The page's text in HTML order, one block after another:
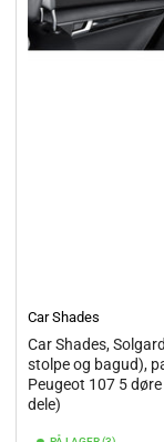
Car Shades
Car Shades,
stolpe og bagud),
Peugeot 107 5
dele)